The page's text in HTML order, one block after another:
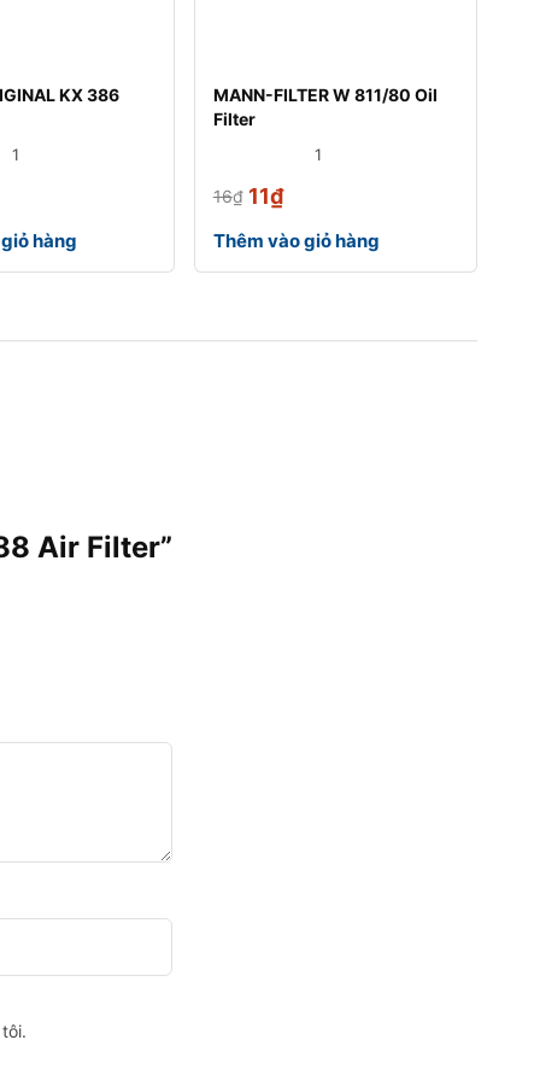
KX 386
1
hàng
MANN-FILTER W 811/80 Oil
Filter
1
16₫ 11₫
Thêm vào giỏ hàng
Air Filter”